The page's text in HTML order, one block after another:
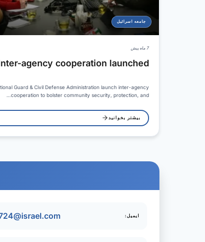
جامعه اسرائیل
7 ماه پیش
agency cooperation launched
Guard & Civil Defense Administration launch inter-agency
cooperation to bolster community security, protection, and…
بیشتر بخوانید
ایمیل: